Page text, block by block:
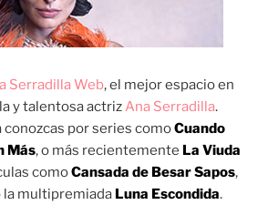
Serradilla Web, el mejor espacio en
y talentosa actrizAna Serradilla.
por series comoCuando
Más, o más recientemente La Viuda
comoCansada de Besar Sapos,
la multipremiada Luna Escondida.